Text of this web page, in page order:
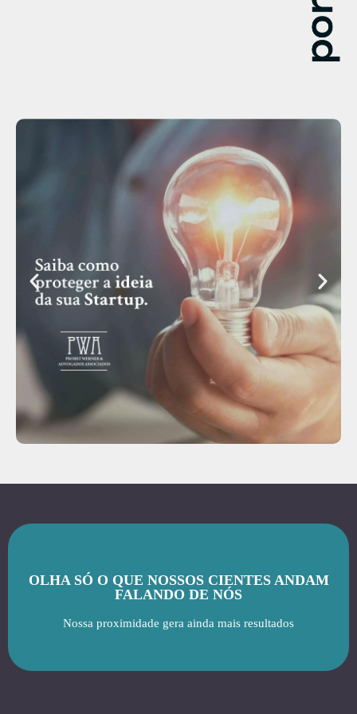
OLHA SÓ O QUE NOSSOS CIENTES ANDAM
FALANDO DE NÓS
Nossa proximidade gera ainda mais resultados